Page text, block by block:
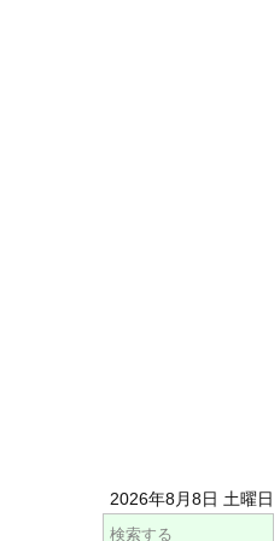
2026年8月8日 土曜日